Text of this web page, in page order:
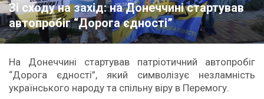
Зі сходу на захід: на Донеччині стартував
автопробіг “Дорога єдності”
На Донеччині стартував патріотичний автопробіг
“Дорога єдності”, який символізує незламність
українського народу та спільну віру в Перемогу.